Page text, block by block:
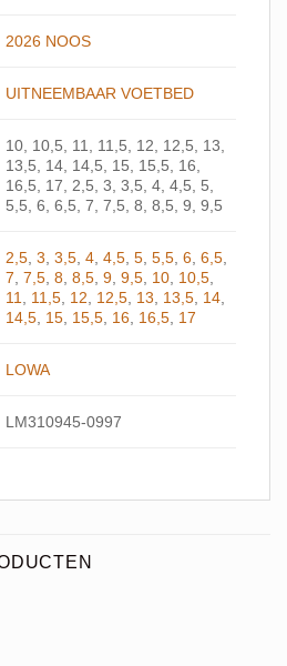
2026 NOOS
UITNEEMBAAR VOETBED
10, 10,5, 11, 11,5, 12, 12,5, 13,
13,5, 14, 14,5, 15, 15,5, 16,
16,5, 17, 2,5, 3, 3,5, 4, 4,5, 5,
5,5, 6, 6,5, 7, 7,5, 8, 8,5, 9, 9,5
2,5 ,3 ,3,5 ,4 ,4,5 ,5 ,5,5 ,6 ,6,5
7 ,7,5 ,8 ,8,5 ,9 ,9,5 10 10,5
11
11,5 12 12,5 13 13,5 14
14,5 15 15,5 16 16,5 17
LOWA
LM310945-0997